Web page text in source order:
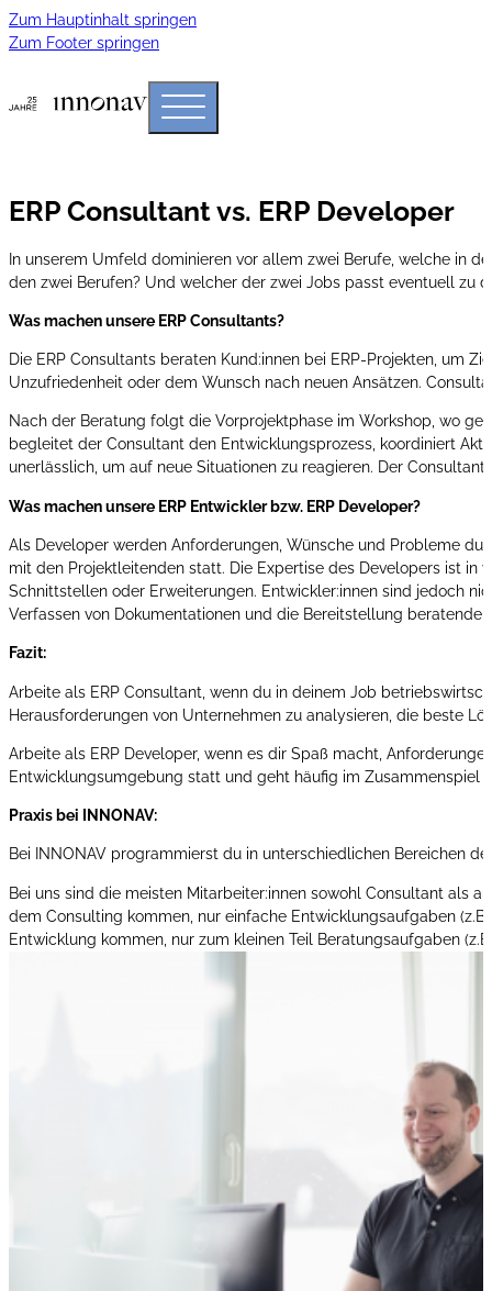
Zum Hauptinhalt springen
Zum Footer springen
ERP Consultant vs. ERP Developer
In unserem Umfeld dominieren vor allem zwei Berufe, welche in
den zwei Berufen? Und welcher der zwei Jobs passt eventuell zu
Was machen unsere ERP Consultants?
Die ERP Consultants beraten Kund:innen bei ERP-Projekten, um
Unzufriedenheit oder dem Wunsch nach neuen Ansätzen.
Nach der Beratung folgt die Vorprojektphase im Workshop, wo
begleitet der Consultant den Entwicklungsprozess, koordiniert
unerlässlich, um auf neue Situationen zu reagieren. Der
Was machen unsere ERP Entwickler bzw. ERP Developer?
Als Developer werden Anforderungen, Wünsche und Probleme
mit den Projektleitenden statt. Die Expertise des Developers ist in
Schnittstellen oder Erweiterungen. Entwickler:innen sind jedoch
Verfassen von Dokumentationen und die Bereitstellung
Fazit:
Arbeite als ERP Consultant, wenn du in deinem Job
Herausforderungen von Unternehmen zu analysieren, die beste
Arbeite als ERP Developer, wenn es dir Spaß macht,
Entwicklungsumgebung statt und geht häufig im Zusammenspiel
Praxis bei INNONAV:
Bei INNONAV programmierst du in unterschiedlichen Bereichen
Bei uns sind die meisten Mitarbeiter:innen sowohl Consultant als
dem Consulting kommen, nur einfache Entwicklungsaufgaben
Entwicklung kommen, nur zum kleinen Teil Beratungsaufgaben